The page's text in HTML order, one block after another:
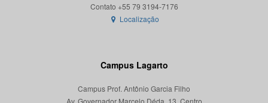
Localização
Campus Lagarto
Campus Prof. Antônio Garcia Filho